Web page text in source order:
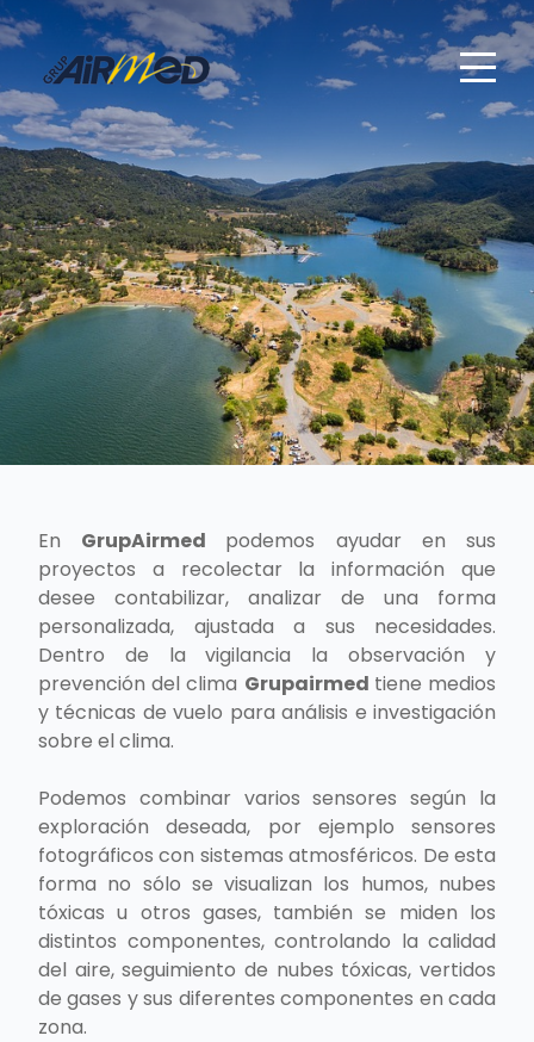
En GrupAirmed podemos ayudar en sus
proyectos a recolectar la información que
desee contabilizar, analizar de una forma
personalizada, ajustada a sus necesidades.
Dentro de la vigilancia la observación y
prevención del clima Grupairmed tiene medios
y técnicas de vuelo para análisis e investigación
sobre el clima.
Podemos combinar varios sensores según la
exploración deseada, por ejemplo sensores
fotográficos con sistemas atmosféricos. De esta
forma no sólo se visualizan los humos, nubes
tóxicas u otros gases, también se miden los
distintos componentes, controlando la calidad
del aire, seguimiento de nubes tóxicas, vertidos
de gases y sus diferentes componentes en cada
zona.